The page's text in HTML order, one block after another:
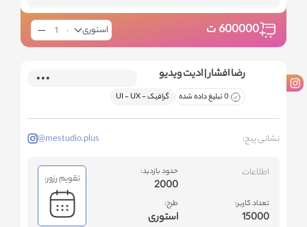
600000ت استوری
رضا افشار | ادیت ویدیو
0 تبلیغ داده شده گرافیک - ‌UI - UX
نشانی پیج: @mestudio.plus
اطلاعات
تعداد کاربر:
15000
حدود بازدید:
2000
طرح:
استوری
تقویم رزور: